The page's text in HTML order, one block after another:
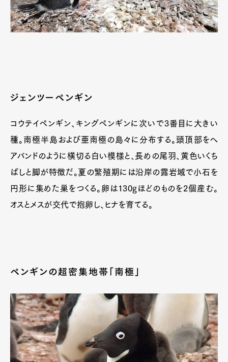
ジェンツーペンギン
コウテイペンギン、キングペンギンに次いで3番目に大きい
種。南極半島および亜南極の島々に分布する。頭頂部をヘ
アバンドのように横切る白い模様と、長めの尾羽、黄色いくち
ばしと脚が特徴だ。夏の繁殖期には沿岸の露岩域で小石を
円形に集めた巣をつくる。卵は130gほどのものを2個産む。
オスとメスが交代で抱卵し、ヒナを育てる。
ペンギンの超密集地帯「南極」